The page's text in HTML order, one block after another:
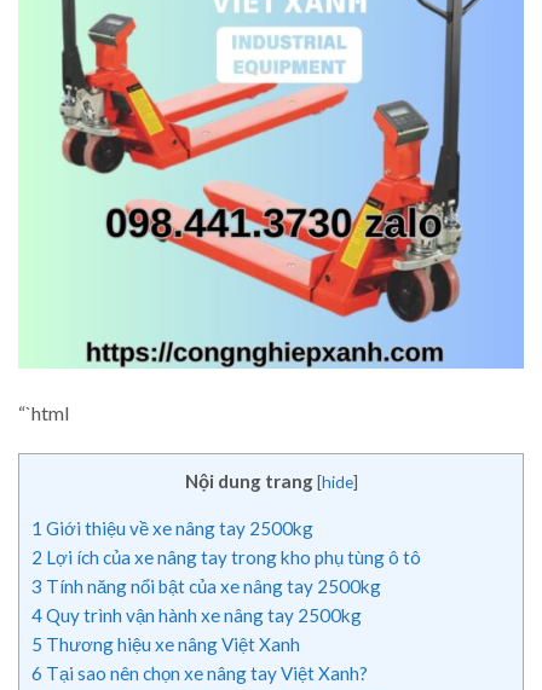
“`html
Nội dung trang [hide]
1 Giới thiệu về xe nâng tay 2500kg
2 Lợi ích của xe nâng tay trong kho phụ tùng ô tô
3 Tính năng nổi bật của xe nâng tay 2500kg
4Quy trình vận hành xe nâng tay 2500kg
5 Thương hiệu xe nâng Việt Xanh
6 Tại sao nên chọn xe nâng tay Việt Xanh?